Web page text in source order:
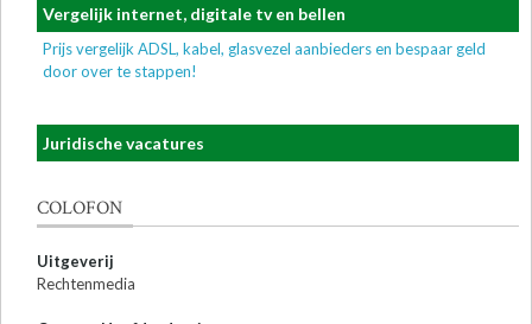
Vergelijk internet, digitale tv en bellen
Prijs vergelijk ADSL, kabel, glasvezel aanbieders en bespaar geld
door over te stappen!
Juridische vacatures
COLOFON
Uitgeverij
Rechtenmedia